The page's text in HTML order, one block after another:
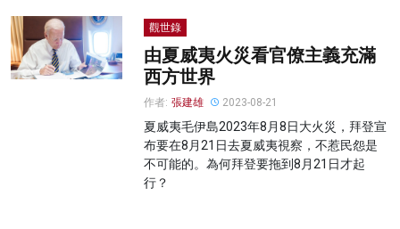
觀世錄
由夏威夷火災看官僚主義充滿
西方世界
作者: 張建雄 2023-08-21
夏威夷毛伊島2023年8月8日大火災，拜登宣
布要在8月21日去夏威夷視察，不惹民怨是
不可能的。為何拜登要拖到8月21日才起
行？